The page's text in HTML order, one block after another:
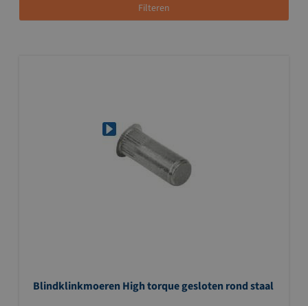
Blindklinkmoeren High torque gesloten rond staal
Filteren